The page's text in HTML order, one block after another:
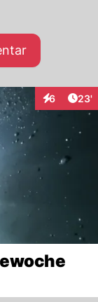
6 23'